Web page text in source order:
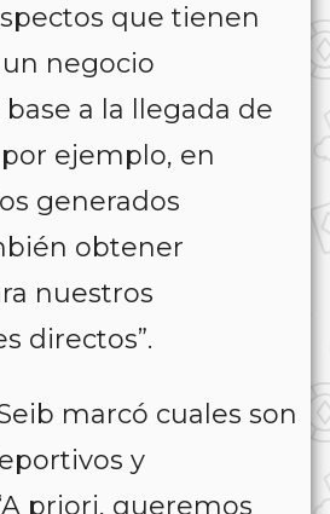
que tienen
un negocio
a la llegada de
ejemplo, en
generados
obtener
nuestros
directos”.
marcó cuales son
y
priori, queremos